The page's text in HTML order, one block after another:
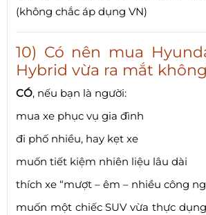
(không chắc áp dụng VN)
10) Có nên mua
Hybrid vừa ra mắt
CÓ, nếu bạn là người:
mua xe phục vụ gia đình
đi phố nhiều, hay kẹt xe
muốn tiết kiệm nhiên liệu lâu dài
thích xe “mượt – êm – nhiều công
muốn một chiếc SUV vừa thực